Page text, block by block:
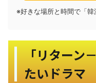
※好きな場所と時間で「
「リターン
たいドラマ